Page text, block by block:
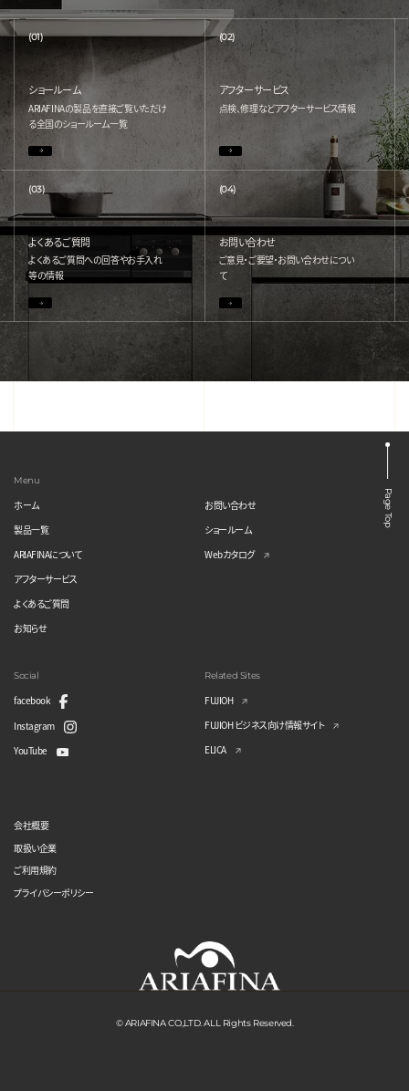
(01)
ショールーム
ARIAFINAの製品を直接ご覧いただけ
る全国のショールーム一覧
(02)
アフターサービス
点検、修理などアフターサービス情報
(03)
よくあるご質問
よくあるご質問への回答やお手入れ
等の情報
(04)
お問い合わせ
ご意見・ご要望・お問い合わせについ
て
Page Top
Menu
ホーム
製品一覧
ARIAFINAについて
アフターサービス
よくあるご質問
お知らせ
お問い合わせ
ショールーム
Webカタログ
Social
facebook
Instagram
YouTube
Related Sites
FUJIOH
FUJIOH ビジネス向け情報サイト
ELICA
会社概要
取扱い企業
ご利用規約
プライバシーポリシー
© ARIAFINA CO.,LTD. ALL Rights Reserved.